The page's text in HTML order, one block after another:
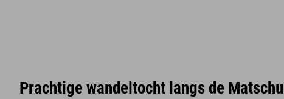
Prachtige wandeltocht langs de